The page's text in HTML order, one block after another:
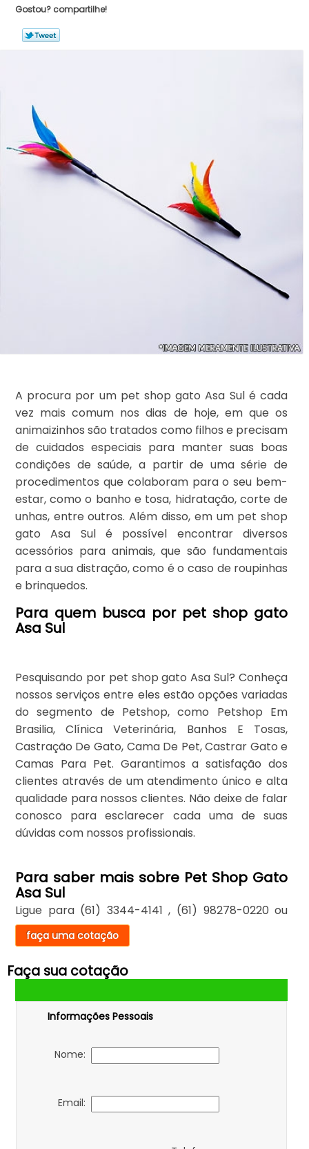
Gostou? compartilhe!
A procura por um pet shop gato Asa Sul é cada
vez mais comum nos dias de hoje, em que os
animaizinhos são tratados como filhos e precisam
de cuidados especiais para manter suas boas
condições de saúde, a partir de uma série de
procedimentos que colaboram para o seu bem-
estar, como o banho e tosa, hidratação, corte de
unhas, entre outros. Além disso, em um pet shop
gato Asa Sul é possível encontrar diversos
acessórios para animais, que são fundamentais
para a sua distração, como é o caso de roupinhas
e brinquedos.
Para quem busca por pet shop gato
Asa Sul
Pesquisando por pet shop gato Asa Sul? Conheça
nossos serviços entre eles estão opções variadas
do segmento de Petshop, como Petshop Em
Brasilia, Clínica Veterinária, Banhos E Tosas,
Castração De Gato, Cama De Pet, Castrar Gato e
Camas Para Pet. Garantimos a satisfação dos
clientes através de um atendimento único e alta
qualidade para nossos clientes. Não deixe de falar
conosco para esclarecer cada uma de suas
dúvidas com nossos profissionais.
Para saber mais sobre Pet Shop Gato
Asa Sul
Ligue para (61) 3344-4141 , (61) 98278-0220 ou
faça uma cotação
Faça sua cotação
Informações Pessoais
Nome:
Email: